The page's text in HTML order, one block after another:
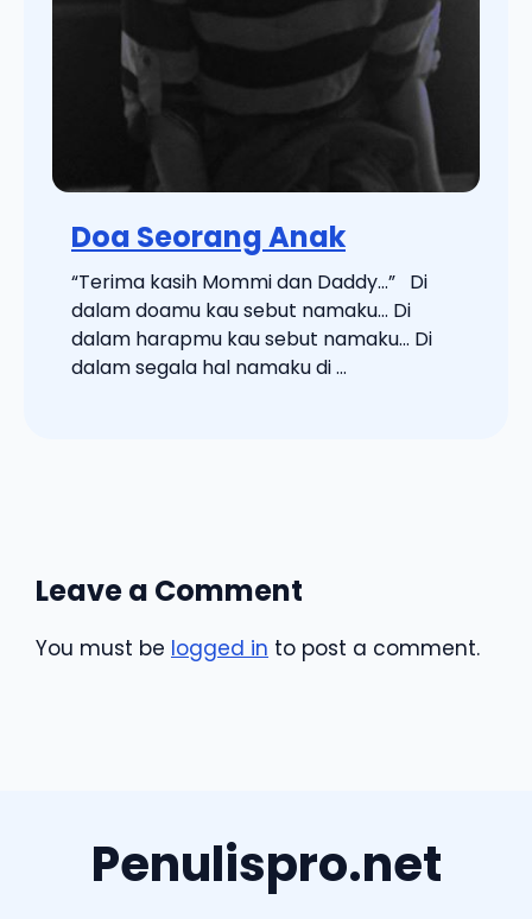
Doa Seorang Anak
“Terima kasih Mommi dan Daddy…” Di
dalam doamu kau sebut namaku… Di
dalam harapmu kau sebut namaku… Di
dalam segala hal namaku di ...
Leave a Comment
You must be logged in to post a comment.
Penulispro.net